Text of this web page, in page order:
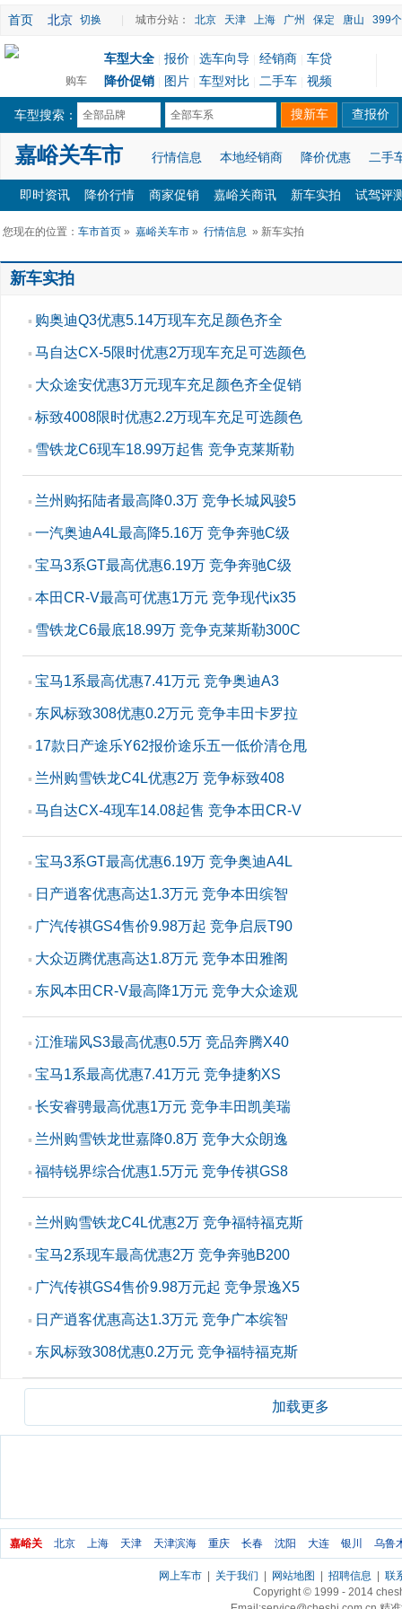
首页 北京 切换 城市分站： 北京 天津 上海 广州 保定 唐山 399
购车
车型大全 报价 选车向导 经销商
车贷
降价促销
图片 车型对比 二手车 视频
车型搜索： 全部品牌 全部车系
嘉峪关车市 行情信息 本地经销商 降价优惠 二手
即时资讯 降价行情 商家促销 嘉峪关商讯 新车实拍 试驾评
您现在的位置： 车市首页 » 嘉峪关车市 » 行情信息 » 新车实拍
新车实拍
▪ 购奥迪Q3优惠5.14万现车充足颜色齐全
▪ 马自达CX-5限时优惠2万现车充足可选颜色
▪ 大众途安优惠3万元现车充足颜色齐全促销
▪ 标致4008限时优惠2.2万现车充足可选颜色
▪ 雪铁龙C6现车18.99万起售 竞争克莱斯勒
▪ 兰州购拓陆者最高降0.3万 竞争长城风骏5
▪ 一汽奥迪A4L最高降5.16万 竞争奔驰C级
▪ 宝马3系GT最高优惠6.19万 竞争奔驰C级
▪ 本田CR-V最高可优惠1万元 竞争现代ix35
▪ 雪铁龙C6最底18.99万 竞争克莱斯勒300C
▪ 宝马1系最高优惠7.41万元 竞争奥迪A3
▪ 东风标致308优惠0.2万元 竞争丰田卡罗拉
▪ 17款日产途乐Y62报价途乐五一低价清仓甩
▪ 兰州购雪铁龙C4L优惠2万 竞争标致408
▪ 马自达CX-4现车14.08起售 竞争本田CR-V
▪ 宝马3系GT最高优惠6.19万 竞争奥迪A4L
▪ 日产逍客优惠高达1.3万元 竞争本田缤智
▪ 广汽传祺GS4售价9.98万起 竞争启辰T90
▪ 大众迈腾优惠高达1.8万元 竞争本田雅阁
▪ 东风本田CR-V最高降1万元 竞争大众途观
▪ 江淮瑞风S3最高优惠0.5万 竞品奔腾X40
▪ 宝马1系最高优惠7.41万元 竞争捷豹XS
▪ 长安睿骋最高优惠1万元 竞争丰田凯美瑞
▪ 兰州购雪铁龙世嘉降0.8万 竞争大众朗逸
▪ 福特锐界综合优惠1.5万元 竞争传祺GS8
▪ 兰州购雪铁龙C4L优惠2万 竞争福特福克斯
▪ 宝马2系现车最高优惠2万 竞争奔驰B200
▪ 广汽传祺GS4售价9.98万元起 竞争景逸X5
▪ 日产逍客优惠高达1.3万元 竞争广本缤智
▪ 东风标致308优惠0.2万元 竞争福特福克斯
加载更多
嘉峪关 北京 上海 天津 天津滨海 重庆 长春 沈阳 大连 银川 乌鲁
网上车市| 关于我们 网站地图 招聘信息
联
Copyright © 1999 - 2014